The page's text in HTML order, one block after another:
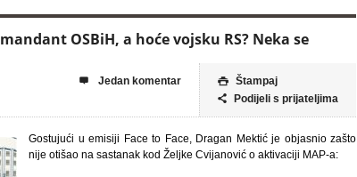
OSBiH, a hoće vojsku RS? Neka se
 Štampaj
 Podijeli s prijateljima
 Jedan komentar
Gostujući u emisiji Face to Face, Dragan Mektić je objasnio zašto
nije otišao na sastanak kod Željke Cvijanović o aktivaciji MAP-a: